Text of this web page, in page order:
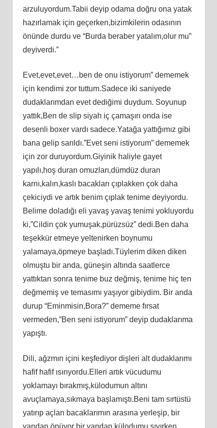
arzuluyordum.Tabii deyip odama doğru ona yatak
hazırlamak için geçerken,bizimkilerin odasının
önünde durdu ve “Burda beraber yatalım,olur mu”
deyiverdi.”
Evet,evet,evet…ben de onu istiyorum” dememek
için kendimi zor tuttum.Sadece iki saniyede
dudaklarımdan evet dediğimi duydum. Soyunup
yattık,Ben de slip siyah iç çamaşırı onda ise
desenli boxer vardı sadece.Yatağa yattığımız gibi
bana gelip sarıldı.”Evet seni istiyorum” dememek
için zor duruyordum.Giyinik haliyle gayet
yapılı,hoş duran omuzları,dümdüz duran
karnı,kalın,kaslı bacakları çıplakken çok daha
çekiciydi ve artık benim çıplak tenime deyiyordu.
Belime doladığı eli yavaş yavaş tenimi yokluyordu
ki,”Cildin çok yumuşak,pürüzsüz” dedi.Ben daha
teşekkür etmeye yeltenirken boynumu
yalamaya,öpmeye başladı.Tüylerim diken diken
olmuştu bir anda, güneşin altında saatlerce
yattıktan sonra tenime buz değmiş, tenime hiç ten
değmemiş ve temasımı yaşıyor gibiydim. Bir anda
durup “Eminmisin,Bora?” dememe fırsat
vermeden,”Ben seni istiyorum” deyip dudaklarıma
yapıştı.
Dili, ağzmın içini keşfediyor dişleri alt dudaklarımı
hafif hafif ısırıyordu.Elleri artık vücudumu
yoklamayı bırakmış,külodumun altını
avuçlamaya,sıkmaya başlamıştı.Beni tam sırtüstü
yatırıp açlan bacaklarımın arasına yerleşip, bir
yandan öpüyor bir yandan külodumu sıyırken